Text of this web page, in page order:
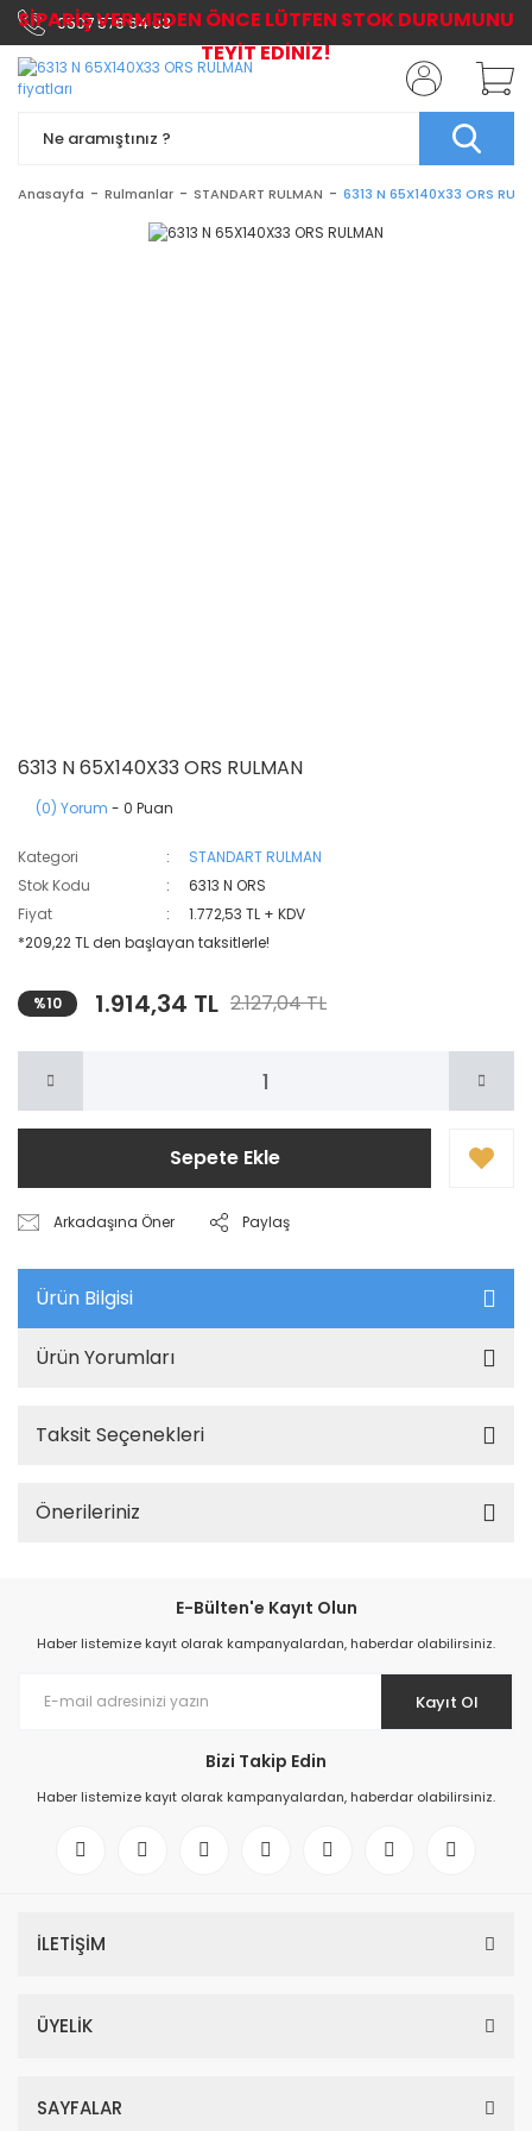
0507 576 64 03
Anasayfa Rulmanlar STANDART RULMAN 6313 N 65X140X33 ORS
6313 N 65X140X33 ORS RULMAN
(0) Yorum - 0 Puan
Kategori
STANDART RULMAN
Stok Kodu
6313 N ORS
Fiyat
1.772,53 TL + KDV
*209,22 TL den başlayan taksitlerle!
%10 1.914,34 TL 2.127,04 TL
Sepete Ekle
Arkadaşına Öner Paylaş
Ürün Bilgisi
Ürün Yorumları
Taksit Seçenekleri
Önerileriniz
E-Bülten'e Kayıt Olun
Haber listemize kayıt olarak kampanyalardan, haberdar olabilirsiniz.
Kayıt Ol
Bizi Takip Edin
Haber listemize kayıt olarak kampanyalardan, haberdar olabilirsiniz.
İLETİŞİM
ÜYELİK
SAYFALAR
SİPARİŞ VERMEDEN ÖNCE LÜTFEN STOK DURUMUNU
TEYİT EDİNİZ!